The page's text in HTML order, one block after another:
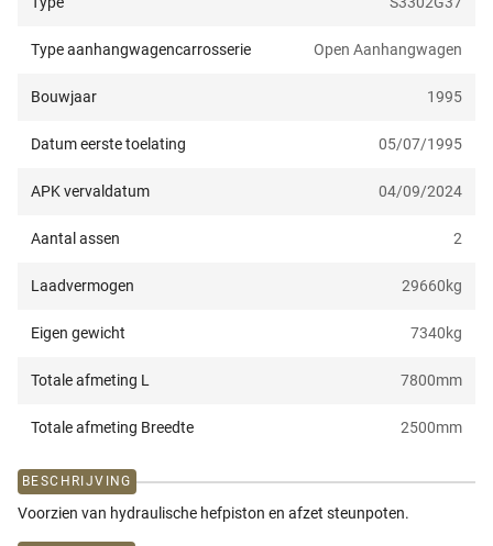
Type aanhangwagencarrosserie Open Aanhangwagen
Bouwjaar 1995
Datum eerste toelating 05/07/1995
APK vervaldatum 04/09/2024
Aantal assen 2
Laadvermogen 29660kg
Eigen gewicht 7340kg
Totale afmeting L 7800mm
Totale afmeting Breedte 2500mm
BESCHRIJVING
Voorzien van hydraulische hefpiston en afzet steunpoten.